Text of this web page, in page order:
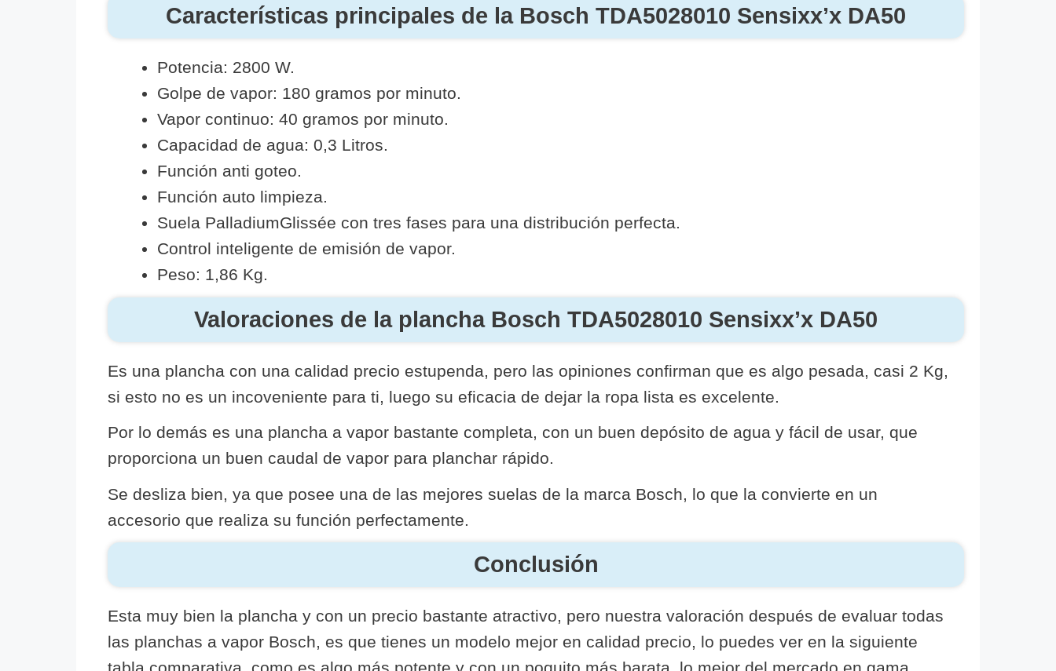
Características principales de la Bosch TDA5028010 Sensixx’x DA50
Potencia: 2800 W.
Golpe de vapor: 180 gramos por minuto.
Vapor continuo: 40 gramos por minuto.
Capacidad de agua: 0,3 Litros.
Función anti goteo.
Función auto limpieza.
Suela PalladiumGlissée con tres fases para una distribución perfecta.
Control inteligente de emisión de vapor.
Peso: 1,86 Kg.
Valoraciones de la plancha Bosch TDA5028010 Sensixx’x DA50
Es una plancha con una calidad precio estupenda, pero las opiniones confirman que es algo pesada, casi 2 Kg,
si esto no es un incoveniente para ti, luego su eficacia de dejar la ropa lista es excelente.
Por lo demás es una plancha a vapor bastante completa, con un buen depósito de agua y fácil de usar, que
proporciona un buen caudal de vapor para planchar rápido.
Se desliza bien, ya que posee una de las mejores suelas de la marca Bosch, lo que la convierte en un
accesorio que realiza su función perfectamente.
Conclusión
Esta muy bien la plancha y con un precio bastante atractivo, pero nuestra valoración después de evaluar todas
las planchas a vapor Bosch, es que tienes un modelo mejor en calidad precio, lo puedes ver en la siguiente